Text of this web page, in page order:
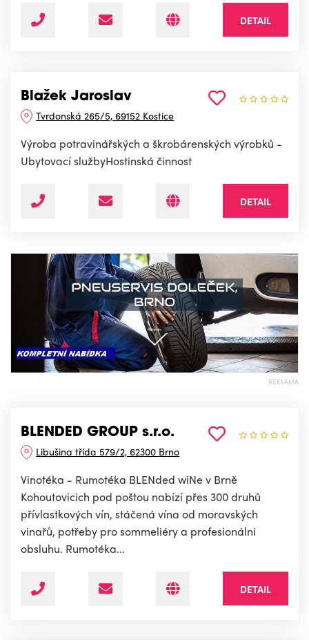
DETAIL
Blažek Jaroslav
Tvrdonská 265/5, 69152 Kostice
Výroba potravinářských a škrobárenských výrobků -
Ubytovací službyHostinská činnost
DETAIL
REKLAMA
BLENDED GROUP s.r.o.
Libušina třída 579/2, 62300 Brno
Vinotéka - Rumotéka BLENded wiNe v Brně
Kohoutovicich pod poštou nabízí přes 300 druhů
přívlastkových vín, stáčená vína od moravských
vinařů, potřeby pro sommeliéry a profesionálni
obsluhu. Rumotéka...
DETAIL